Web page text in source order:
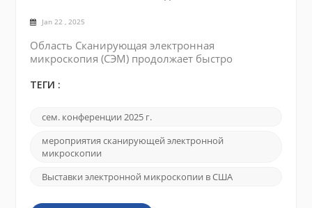
Jan 22 , 2025
Область Сканирующая электронная
микроскопия (СЭМ) продолжает быстро
материаловедения, наук о жизни и
выставок предоставляет профессионалам и
исследователям в этой области бесценные
возможности узнать о передовых технологиях,
поделиться исследованиями и пообщаться с
важных с...
ТЕГИ :
сем. конференции 2025 г.
мероприятия сканирующей электронной
микроскопии
Выставки электронной микроскопии в США